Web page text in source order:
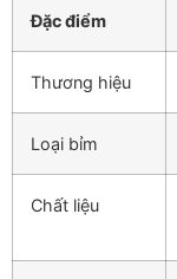
Đặc điểm
Thương hiệu
Loại bỉm
Chất liệu